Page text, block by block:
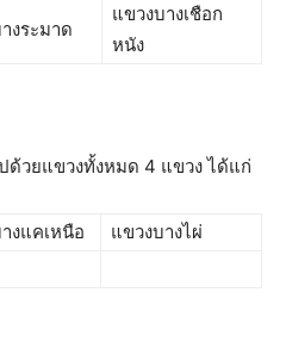
งระมาด
แขวงบางเชือก
หนัง
ด้วยแขวงทั้งหมด 4 แขวง ได้แก่
งแคเหนือ
แขวงบางไผ่